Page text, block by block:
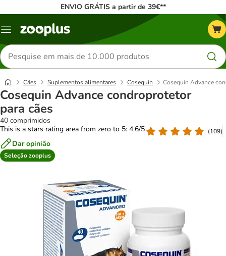
ENVIO GRÁTIS a partir de 39€**
Menu
Pesquisar
produtos
Cães Suplementos alimentares Cosequin Cosequin Advance
Cosequin Advance condroprotetor
para cães
40 comprimidos
This is a stars rating area from zero to 5: 4.6/5
(109)
Dar opinião
Seleção zooplus